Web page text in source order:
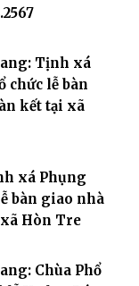
Tịnh xá
chức lễ bàn
kết tại xã
xá Phụng
bàn giao nhà
Hòn Tre
Chùa Phổ